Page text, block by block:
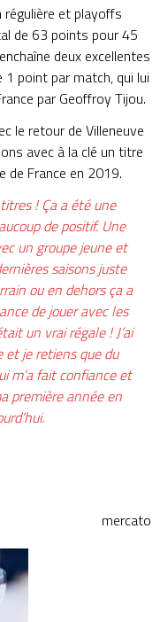
régulière et playoffs
de 63 points pour 45
deux excellentes
point par match, qui lui
par Geoffroy Tijou.
le retour de Villeneuve
avec à la clé un titre
de France en 2019.
! Ça a été une
de positif. Une
un groupe jeune et
saisons juste
ou en dehors ça a
de jouer avec les
un vrai régale ! J’ai
et je retiens que du
m’a fait confiance et
première année en
mercato